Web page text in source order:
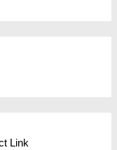
Link